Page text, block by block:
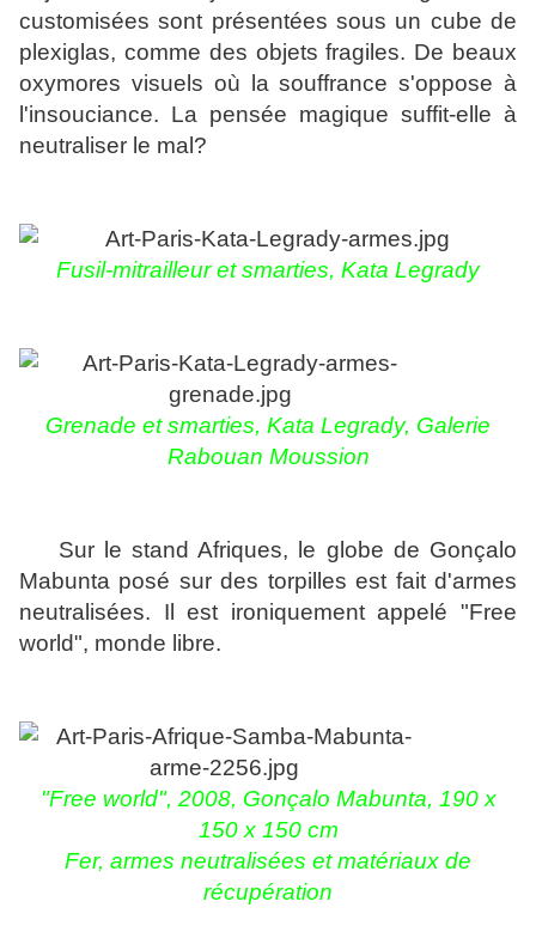
customisées sont présentées sous un cube de
plexiglas, comme des objets fragiles. De beaux
oxymores visuels où la souffrance s'oppose à
l'insouciance. La pensée magique suffit-elle à
neutraliser le mal?
Fusil-mitrailleur et smarties, Kata Legrady
Grenade et smarties, Kata Legrady, Galerie
Rabouan Moussion
Sur le stand Afriques, le globe de Gonçalo
Mabunta posé sur des torpilles est fait d'armes
neutralisées. Il est ironiquement appelé "Free
world", monde libre.
"Free world", 2008, Gonçalo Mabunta, 190 x
150 x 150 cm
Fer, armes neutralisées et matériaux de
récupération